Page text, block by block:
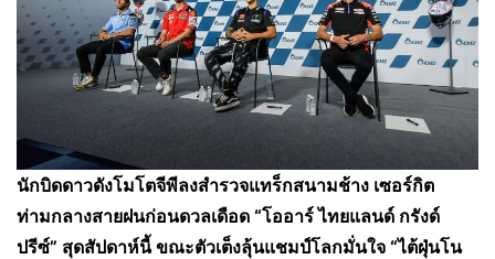
นักบิดดาวดังโมโตจีพีลงสำรวจแทร็กสนามช้าง เซอร์กิต
ท่ามกลางสายฝนก่อนดวลเดือด “โออาร์ ไทยแลนด์ กรังด์
ปรีซ์” สุดสัปดาห์นี้ ขณะตัวเต็งลุ้นแชมป์โลกมั่นใจ “ไต้ฝุ่นโน